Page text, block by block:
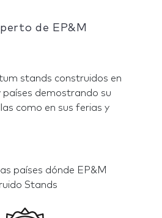
de EP&M
stands construidos en
demostrando su
como en sus ferias y
países dónde EP&M
Stands